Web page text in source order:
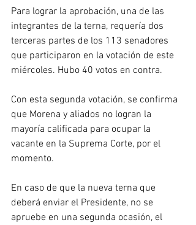
Para lograr la aprobación, una de las
integrantes de la terna, requería dos
terceras partes de los 113 senadores
que participaron en la votación de este
miércoles. Hubo 40 votos en contra.
Con esta segunda votación, se confirma
que Morena y aliados no logran la
mayoría calificada para ocupar la
vacante en la Suprema Corte, por el
momento.
En caso de que la nueva terna que
deberá enviar el Presidente, no se
apruebe en una segunda ocasión, el